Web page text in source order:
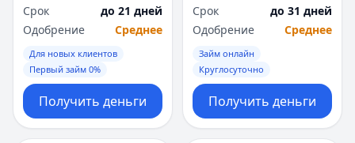
Срок
до 21 дней
Одобрение
Среднее
Для новых клиентов
Первый займ 0%
Получить деньги
Срок
до 31 дней
Одобрение
Среднее
Займ онлайн
Круглосуточно
Получить деньги